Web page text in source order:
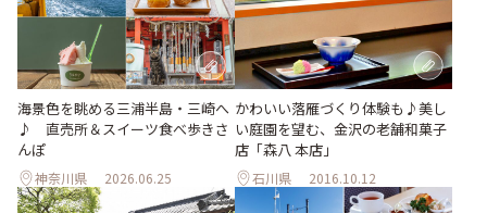
海景色を眺める三浦半島・三崎へ
♪ 直売所＆スイーツ食べ歩きさ
んぽ
神奈川県 2026.06.25
かわいい落雁づくり体験も♪美し
い庭園を望む、金沢の老舗和菓子
店「森八 本店」
石川県 2016.10.12